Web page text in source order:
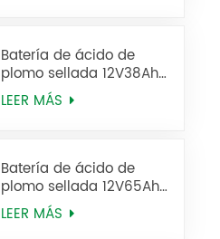
Batería de ácido de
plomo sellada 12V38Ah
6FM38
LEER MÁS
Batería de ácido de
plomo sellada 12V65Ah
6FM65
LEER MÁS